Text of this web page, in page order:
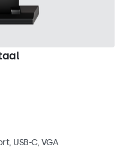
USB-C, VGA